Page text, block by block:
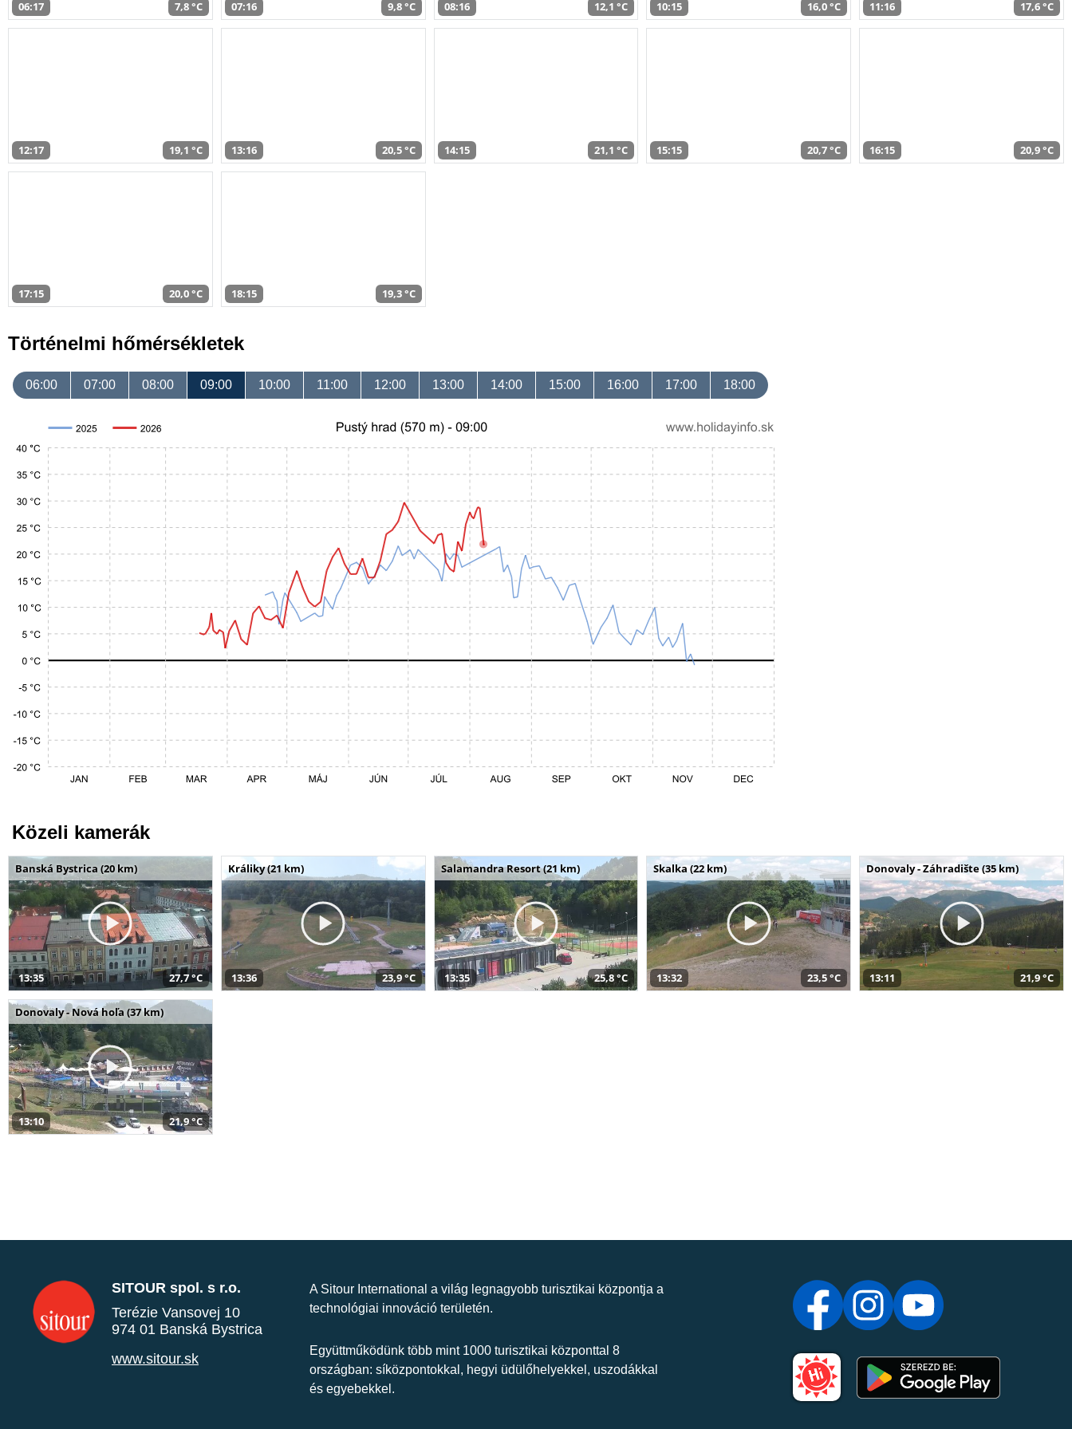
06:17 7,8 °C 07:16 9,8 °C 08:16 12,1 °C 10:15 16,0 °C 11:16 17,6 °C
12:17 19,1 °C 13:16 20,5 °C 14:15 21,1 °C 15:15 20,7 °C 16:15 20,9 °C
17:15 20,0 °C 18:15 19,3 °C
Történelmi hőmérsékletek
06:00 07:00 08:00 09:00 10:00 11:00 12:00 13:00 14:00 15:00 16:00 17:00 18:00
Közeli kamerák
Banská Bystrica (20 km)
13:35 27,7 °C
Králiky (21 km)
13:36 23,9 °C
Salamandra Resort (21 km)
13:35 25,8 °C
Skalka (22 km)
13:32 23,5 °C
Donovaly - Záhradište (35 km)
13:11 21,9 °C
Donovaly - Nová hoľa (37 km)
13:10 21,9 °C
SITOUR spol. s r.o.
Terézie Vansovej 10
974 01 Banská Bystrica
www.sitour.sk
A Sitour International a világ legnagyobb turisztikai központja a
technológiai innováció területén.
Együttműködünk több mint 1000 turisztikai központtal 8
országban: síközpontokkal, hegyi üdülőhelyekkel, uszodákkal
és egyebekkel.